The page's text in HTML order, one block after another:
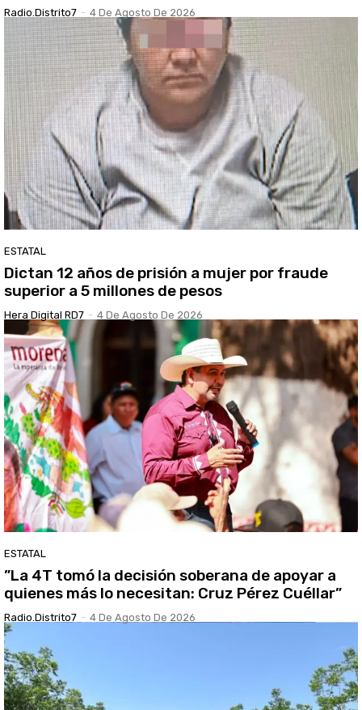
Radio.distrito7 - 4 De Agosto De 2026
ESTATAL
Dictan 12 años de prisión a mujer por fraude
superior a 5 millones de pesos
Hera Digital RD7 - 4 De Agosto De 2026
ESTATAL
”La 4T tomó la decisión soberana de apoyar a
quienes más lo necesitan: Cruz Pérez Cuéllar”
Radio.distrito7 - 4 De Agosto De 2026